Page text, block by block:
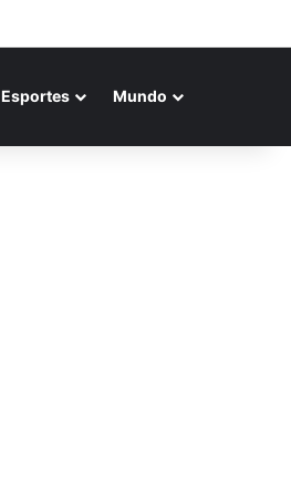
Esportes Mundo